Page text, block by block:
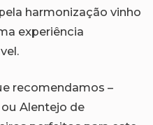
harmonização vinho
experiência
recomendamos –
Alentejo de